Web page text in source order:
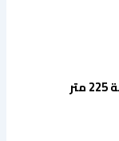
فلتين شبه منفصلة (2) – مساحة الفلة 225 متر